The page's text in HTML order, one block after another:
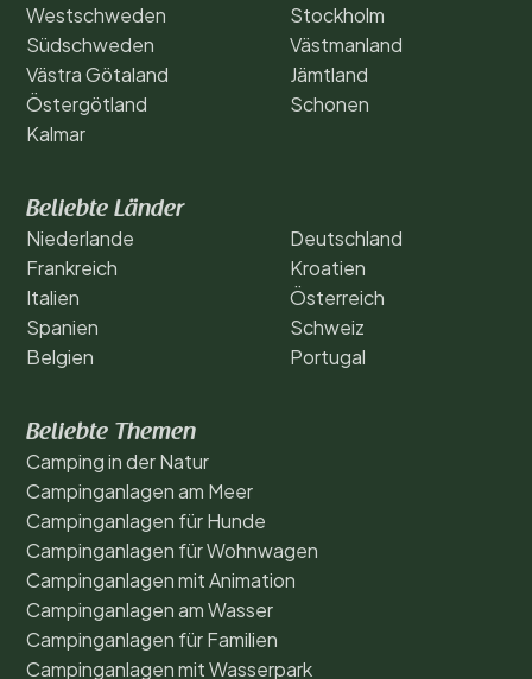
Westschweden
Südschweden
Västra Götaland
Östergötland
Kalmar
Stockholm
Västmanland
Jämtland
Schonen
Beliebte Länder
Niederlande
Frankreich
Italien
Spanien
Belgien
Deutschland
Kroatien
Österreich
Schweiz
Portugal
Beliebte Themen
Camping in der Natur
Campinganlagen am Meer
Campinganlagen für Hunde
Campinganlagen für Wohnwagen
Campinganlagen mit Animation
Campinganlagen am Wasser
Campinganlagen für Familien
Campinganlagen mit Wasserpark